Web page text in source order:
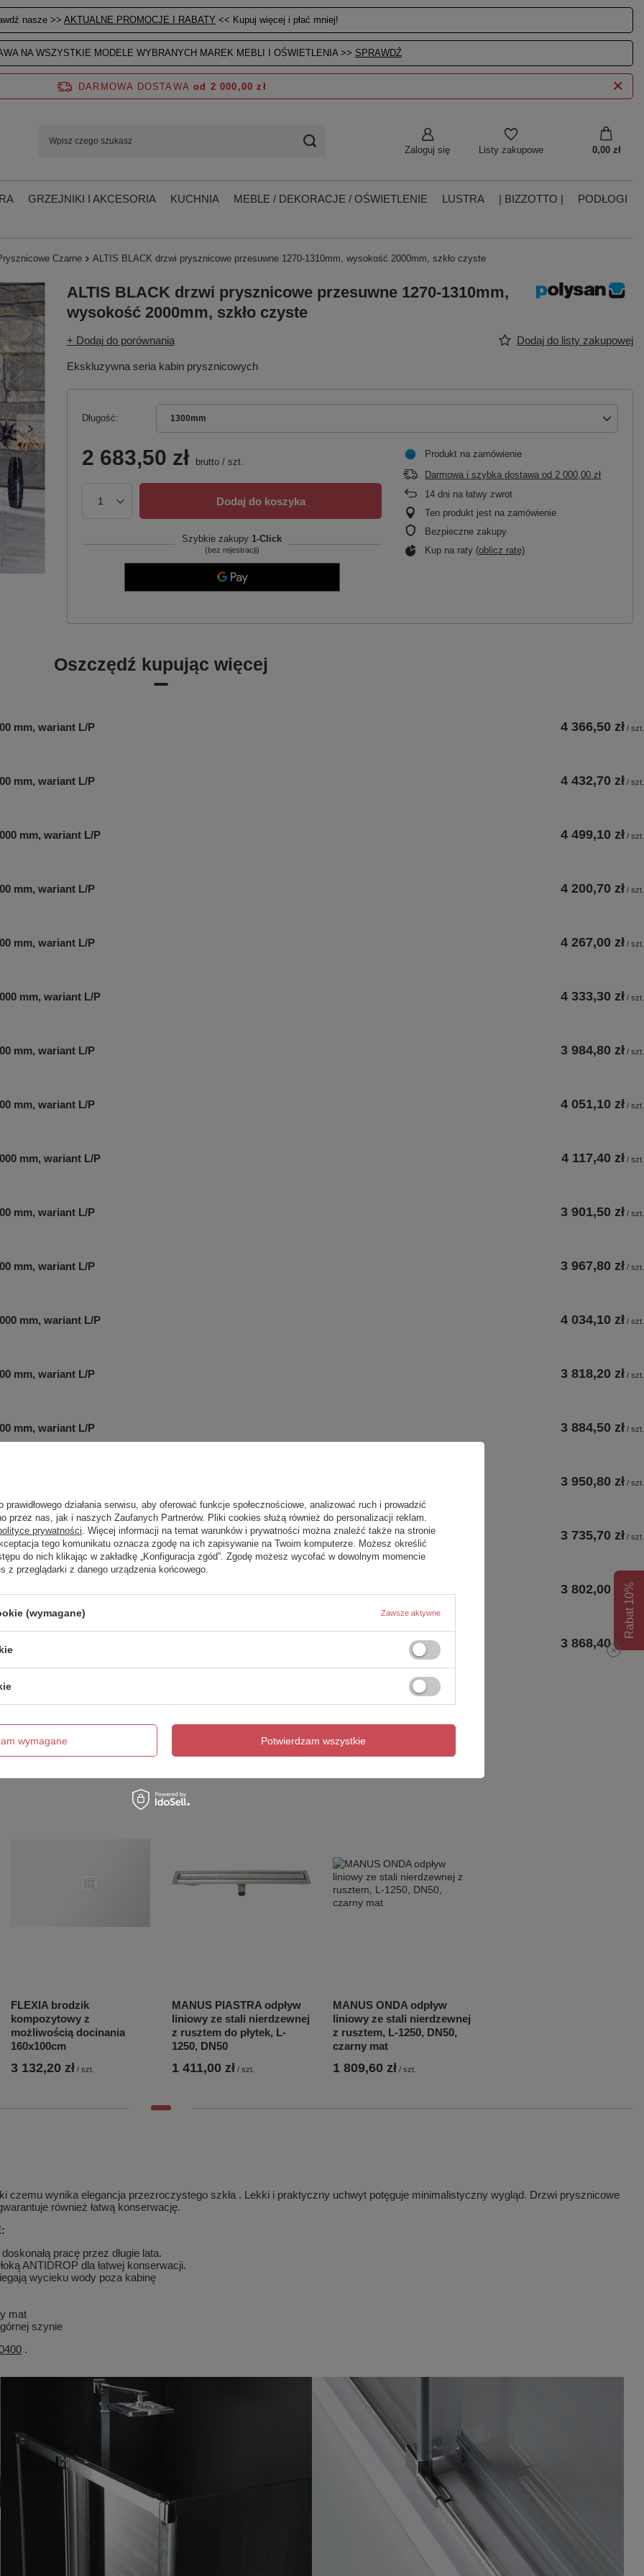
nasze >> AKTUALNE PROMOCJE I RABATY << Kupuj więcej i płać mniej!
NA WSZYSTKIE MODELE WYBRANYCH MAREK MEBLI I OŚWIETLENIA >> SPRAWDŹ
Zaloguj się Listy zakupowe 0,00 zł
DARMOWA DOSTAWA od 2 000,00 zł
GRZEJNIKI I AKCESORIA KUCHNIA MEBLE / DEKORACJE / OŚWIETLENIE LUSTRA | BIZZOTTO |
PODŁOGI
Czarne ALTIS BLACK drzwi prysznicowe przesuwne 1270-1310mm, wysokość 2000mm, szkło czyste
ALTIS BLACK drzwi prysznicowe przesuwne 1270-1310mm,
wysokość 2000mm, szkło czyste
+ Dodaj do porównania Dodaj do listy zakupowej
Ekskluzywna seria kabin prysznicowych
Długość 1300mm
2 683,50 zł brutto/ szt.
Dodaj do koszyka
Szybkie zakupy 1-Click
(bez rejestracji)
Produkt na zamówienie
Darmowa i szybka dostawa od2 000,00 zł
14 dni na łatwy zwrot
Ten produkt jest na zamówienie
Bezpieczne zakupy
Kup na raty (oblicz ratę)
Oszczędź kupując więcej
mm, wariant L/P 4 366,50 zł / szt.
mm, wariant L/P 4 432,70 zł / szt.
mm, wariant L/P 4 499,10 zł / szt.
mm, wariant L/P 4 200,70 zł / szt.
mm, wariant L/P 4 267,00 zł / szt.
mm, wariant L/P 4 333,30 zł / szt.
mm, wariant L/P 3 984,80 zł / szt.
mm, wariant L/P 4 051,10 zł / szt.
mm, wariant L/P 4 117,40 zł / szt.
mm, wariant L/P 3 901,50 zł / szt.
mm, wariant L/P 3 967,80 zł / szt.
mm, wariant L/P 4 034,10 zł / szt.
mm, wariant L/P 3 818,20 zł / szt.
mm, wariant L/P 3 884,50 zł / szt.
mm, wariant L/P 3 950,80 zł / szt.
mm, wariant L/P 3 735,70 zł / szt.
mm, wariant L/P 3 802,00 zł / szt.
mm, wariant L/P 3 868,40 zł
POLECANE
FLEXIA brodzik
kompozytowy z
możliwością docinania
160x100cm
3 132,20 zł / szt.
MANUS PIASTRA odpływ
liniowy ze stali nierdzewnej
z rusztem do płytek, L-
1250, DN50
1 411,00 zł / szt.
MANUS ONDA odpływ
liniowy ze stali nierdzewnej
z rusztem, L-1250, DN50,
czarny mat
1 809,60 zł / szt.
czemu wynika elegancja przezroczystego szkła . Lekki i praktyczny uchwyt potęguje minimalistyczny wygląd. Drzwi prysznicowe
również łatwą konserwację.
pracę przez długie lata.
ANTIDROP dla łatwej konserwacji.
wycieku wody poza kabinę
mat
szynie
.
Rabat 10%
działania serwisu, aby oferować funkcje społecznościowe, analizować ruch i prowadzić
przez nas, jak i naszych Zaufanych Partnerów. Pliki cookies służą również do personalizacji reklam.
prywatności. Więcej informacji na temat warunków i prywatności można znaleźć także na stronie
tego komunikatu oznacza zgodę na ich zapisywanie na Twoim komputerze. Możesz określić
do nich klikając w zakładkę „Konfiguracja zgód”. Zgodę możesz wycofać w dowolnym momencie
z przeglądarki z danego urządzenia końcowego.
(wymagane) Zawsze aktywne
wymagane Potwierdzam wszystkie